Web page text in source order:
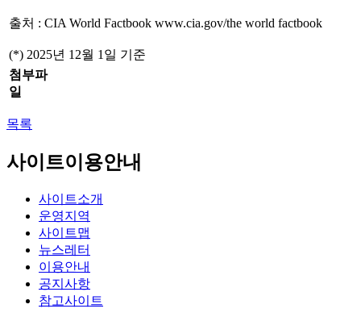
출처 : CIA World Factbook www.cia.gov/the world factbook
(*) 2025년 12월 1일 기준
첨부파
일
목록
사이트이용안내
사이트소개
운영지역
사이트맵
뉴스레터
이용안내
공지사항
참고사이트